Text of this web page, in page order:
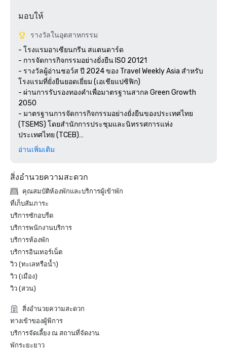
มอบให้
รางวัลในอุตสาหกรรม
- โรงแรมอาเซียนกรีน สแตนดาร์ด
- การจัดการกิจกรรมอย่างยั่งยืน ISO 20121
- รางวัลผู้อ่านชอว์ส ปี 2024 ของ Travel Weekly Asia สำหรับ
โรงแรมที่ยั่งยืนยอดเยี่ยม (เอเชียแปซิฟิก)
- ผ่านการรับรองทองคำเพื่อมาตรฐานสากล Green Growth
2050
- มาตรฐานการจัดการกิจกรรมอย่างยั่งยืนของประเทศไทย
(TSEMS) โดยสำนักการประชุมและนิทรรศการแห่ง
ประเทศไทย (TCEB)
- มาตรฐานอาเซียน MICE Venue Standard (AMVS) โดย
ประชุมและนิทรรศการแห่งประเทศไทย (TCEB)
- การบริหารความปลอดภัยและสุขภาพที่ดีในประเทศไทยที่น่า
ทึ่ง (SHA)
Nast Traveler Readers' Choice Awards ปี 2023 (อนันตรา ริ
เวอร์ไซด์ กรุงเทพ)
- ตัวเลือกของนักท่องเที่ยว 2023 โดย TripAdvisor
อ่านเพิ่มเติม
สิ่งอำนวยความสะดวก
คุณสมบัติห้องพักและบริการผู้เข้าพัก
ที่เก็บสัมภาระ
บริการซักอบรีด
บริการพนักงานบริการ
บริการห้องพัก
บริการอินเทอร์เน็ต
วิว (ทะเลหรือน้ำ)
วิว (เมือง)
วิว (สวน)
สิ่งอำนวยความสะดวก
ทางเข้าของผู้พิการ
บริการจัดเลี้ยง ณ สถานที่จัดงาน
พักระยะยาว